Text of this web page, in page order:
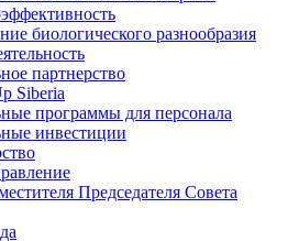
биологического разнообразия
партнерство
Siberia
программы для персонала
инвестиции
Председателя Совета